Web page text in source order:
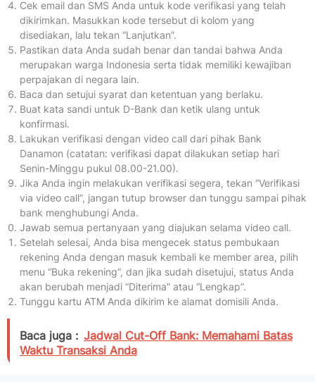
Cek email dan SMS Anda untuk kode verifikasi yang telah
dikirimkan. Masukkan kode tersebut di kolom yang
disediakan, lalu tekan “Lanjutkan”.
Pastikan data Anda sudah benar dan tandai bahwa Anda
merupakan warga Indonesia serta tidak memiliki kewajiban
perpajakan di negara lain.
Baca dan setujui syarat dan ketentuan yang berlaku.
Buat kata sandi untuk D-Bank dan ketik ulang untuk
konfirmasi.
Lakukan verifikasi dengan video call dari pihak Bank
Danamon (catatan: verifikasi dapat dilakukan setiap hari
Senin-Minggu pukul 08.00-21.00).
Jika Anda ingin melakukan verifikasi segera, tekan “Verifikasi
via video call”, jangan tutup browser dan tunggu sampai pihak
bank menghubungi Anda.
Jawab semua pertanyaan yang diajukan selama video call.
Setelah selesai, Anda bisa mengecek status pembukaan
rekening Anda dengan masuk kembali ke member area, pilih
menu “Buka rekening”, dan jika sudah disetujui, status Anda
akan berubah menjadi “Diterima” atau “Lengkap”.
Tunggu kartu ATM Anda dikirim ke alamat domisili Anda.
Baca juga : Jadwal Cut-Off Bank: Memahami Batas
Waktu Transaksi Anda